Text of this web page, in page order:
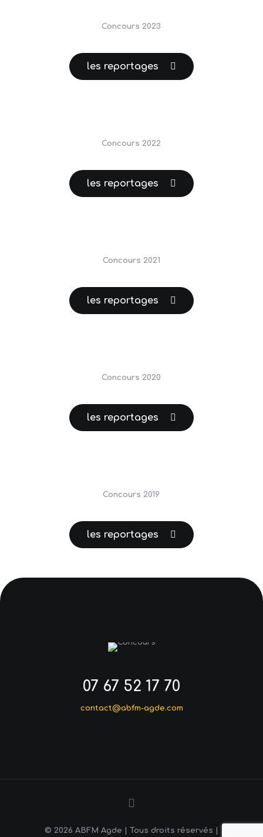
Concours 2023
les reportages
Concours 2022
les reportages
Concours 2021
les reportages
Concours 2020
les reportages
Concours 2019
les reportages
07 67 52 17 70
contact@abfm-agde.com
© 2026 ABFM Agde | Tous droits réservés |